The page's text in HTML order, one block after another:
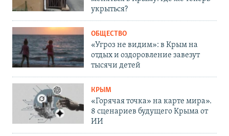
укрыться?
ОБЩЕСТВО
«Угроз не видим»: в Крым на
отдых и оздоровление завезут
тысячи детей
КРЫМ
«Горячая точка» на карте мира».
8 сценариев будущего Крыма от
ИИ